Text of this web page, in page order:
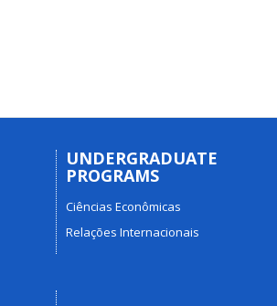
UNDERGRADUATE
PROGRAMS
Ciências Econômicas
Relações Internacionais